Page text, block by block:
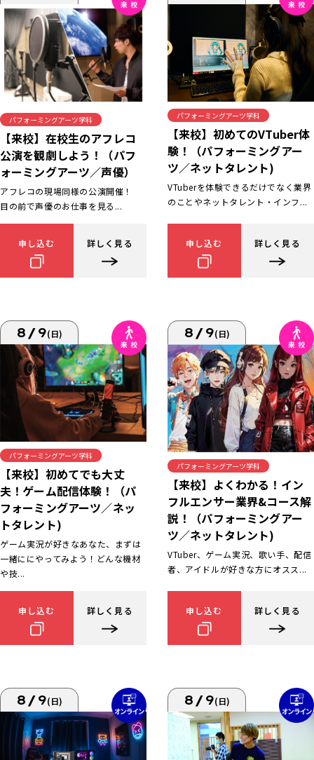
パフォーミングアーツ学科
【来校】在校生のアフレコ
公演を観劇しよう！（パフ
ォーミングアーツ／声優）
アフレコの現場同様の公演開催！
目の前で声優のお仕事を見る...
申し込む 詳しく見る
パフォーミングアーツ学科
【来校】初めてのVTuber体
験！（パフォーミングアー
ツ／ネットタレント)
VTuberを体験できるだけでなく業界
のことやネットタレント・インフ...
申し込む 詳しく見る
8/9(日)
パフォーミングアーツ学科
【来校】初めてでも大丈
夫！ゲーム配信体験！（パ
フォーミングアーツ／ネッ
トタレント)
ゲーム実況が好きなあなた、まずは
一緒ににやってみよう！どんな機材
や技...
申し込む 詳しく見る
8/9(日)
パフォーミングアーツ学科
【来校】よくわかる！イン
フルエンサー業界&コース解
説！（パフォーミングアー
ツ／ネットタレント)
VTuber、ゲーム実況、歌い手、配信
者、アイドルが好きな方にオスス...
申し込む 詳しく見る
8/9(日) 8/9(日)